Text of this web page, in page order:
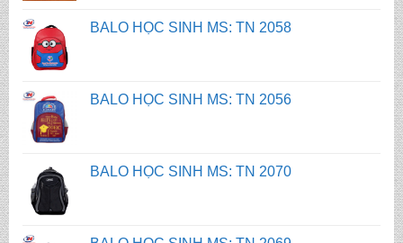
BALO HỌC SINH MS: TN 2056
BALO HỌC SINH MS: TN 2070
BALO HỌC SINH MS: TN 2069
BALO HỌC SINH MS: TN 2068